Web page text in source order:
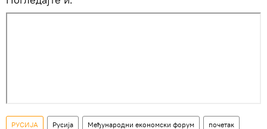
РУСИЈА Русија Међународни економски форум почетак